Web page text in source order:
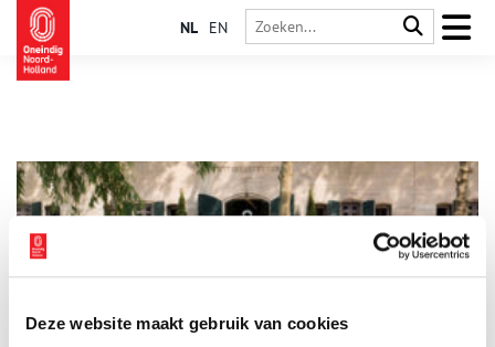
Deze website maakt gebruik van cookies
NL EN